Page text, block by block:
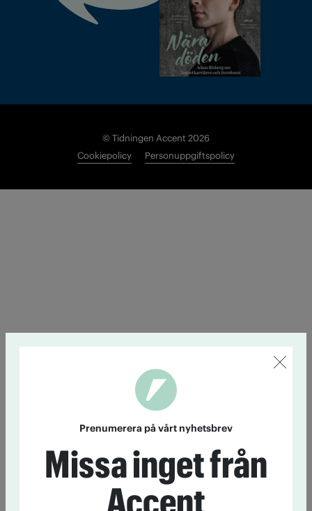
© Tidningen Accent 2026
Cookiepolicy
Personuppgiftspolicy
Prenumerera på vårt nyhetsbrev
Missa inget från
Accent